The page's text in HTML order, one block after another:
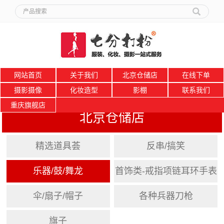
网站首页 关于我们 北京仓储店
在线下单
摄影摄像
化妆造型 影棚
联系我们
重庆旗舰店
北京仓储店
精选道具荟 反串/搞笑
乐器/鼓/舞龙 首饰类-戒指项链耳环手表
伞/扇子/帽子 各种兵器刀枪
旗子